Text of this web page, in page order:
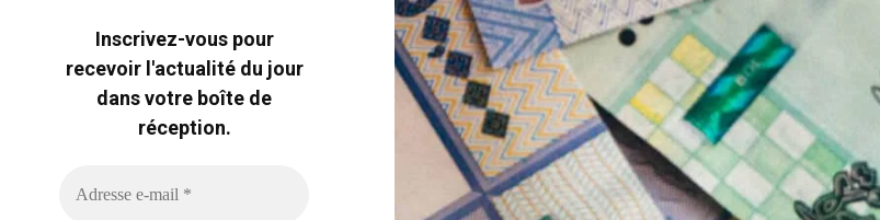
Inscrivez-vous pour
recevoir l'actualité du jour
dans votre boîte de
réception.